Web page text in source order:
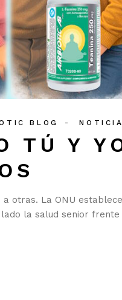
BLOG
TÚ Y
otras. La ONU
lado la salud senior